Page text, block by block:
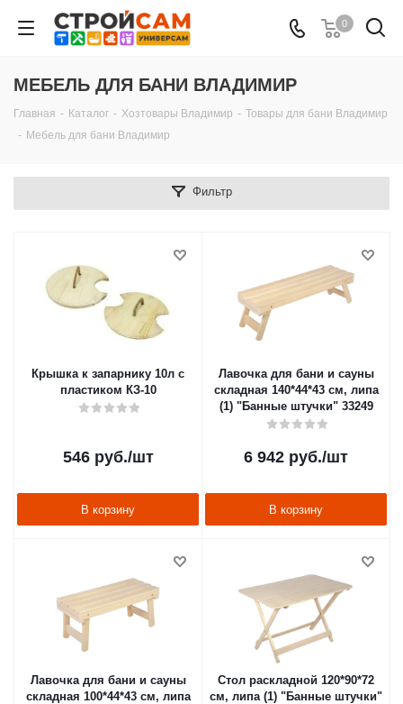
0
МЕБЕЛЬ ДЛЯ БАНИ ВЛАДИМИР
Главная - Каталог - Хозтовары Владимир - Товары для бани Владимир
- Мебель для бани Владимир
Фильтр
Крышка к запарнику 10л с
пластиком КЗ-10
546руб./шт
В корзину
Лавочка для бани и сауны
складная 140*44*43 см, липа
(1) "Банные штучки" 33249
6 942 руб./шт
В корзину
Лавочка для бани и сауны
складная 100*44*43 см, липа
Стол раскладной 120*90*72
см, липа (1) "Банные штучки"